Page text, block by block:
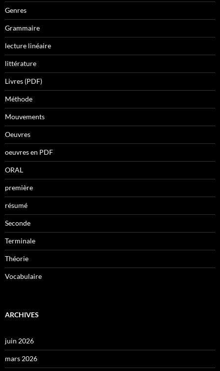
Genres
Grammaire
lecture linéaire
littérature
Livres (PDF)
Méthode
Mouvements
Oeuvres
oeuvres en PDF
ORAL
première
résumé
Seconde
Terminale
Théorie
Vocabulaire
ARCHIVES
juin 2026
mars 2026